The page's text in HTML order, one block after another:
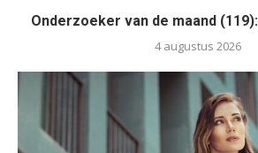
Onderzoeker van de maand
4 augustus 2026